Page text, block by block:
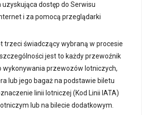
uzyskująca dostęp do Serwisu
i za pomocą przeglądarki
trzeci świadczący wybraną w procesie
jest to każdy przewoźnik
wykonywania przewozów lotniczych,
lub jego bagaż na podstawie biletu
linii lotniczej (Kod Linii IATA)
lub na bilecie dodatkowym.